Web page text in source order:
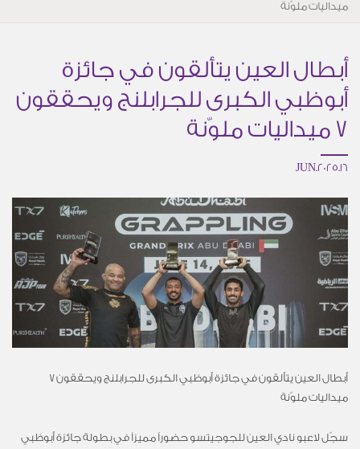
ميداليات ملوّنة
أبطال العين يتألقون في جائزة
أبوظبي الكبرى للجرابلنج ويحققون
7 ميداليات ملوّنة
16.JUN.2025
أبطال العين يتألقون في جائزة أبوظبي الكبرى للجرابلنج ويحققون 7
ميداليات ملوّنة
سجّل لاعبو نادي العين للجوجيتسو حضوراً مميزاً في بطولة جائزة أبوظبي